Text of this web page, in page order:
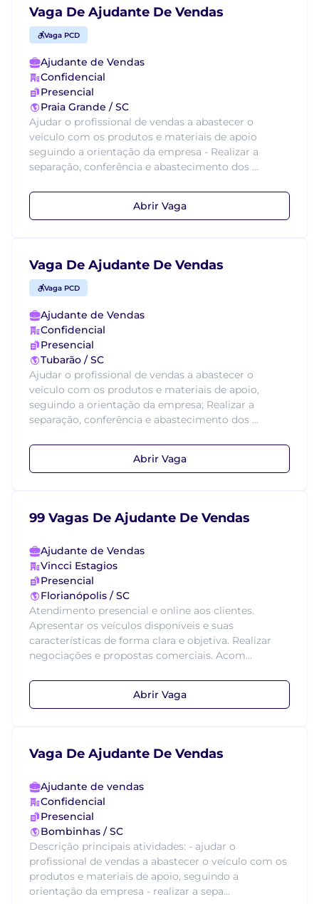
Vaga De Ajudante De Vendas
Vaga PCD
Ajudante de Vendas
Confidencial
Presencial
Praia Grande / SC
Ajudar o profissional de vendas a abastecer o
veículo com os produtos e materiais de apoio
seguindo a orientação da empresa - Realizar a
separação, conferência e abastecimento dos ...
Abrir Vaga
Vaga De Ajudante De Vendas
Vaga PCD
Ajudante de Vendas
Confidencial
Presencial
Tubarão / SC
Ajudar o profissional de vendas a abastecer o
veículo com os produtos e materiais de apoio,
seguindo a orientação da empresa; Realizar a
separação, conferência e abastecimento dos ...
Abrir Vaga
99 Vagas De Ajudante De Vendas
Ajudante de Vendas
Vincci Estagios
Presencial
Florianópolis / SC
Atendimento presencial e online aos clientes.
Apresentar os veículos disponíveis e suas
características de forma clara e objetiva. Realizar
negociações e propostas comerciais. Acom...
Abrir Vaga
Vaga De Ajudante De Vendas
Ajudante de vendas
Confidencial
Presencial
Bombinhas / SC
Descrição principais atividades: - ajudar o
profissional de vendas a abastecer o veículo com os
produtos e materiais de apoio, seguindo a
orientação da empresa - realizar a sepa...